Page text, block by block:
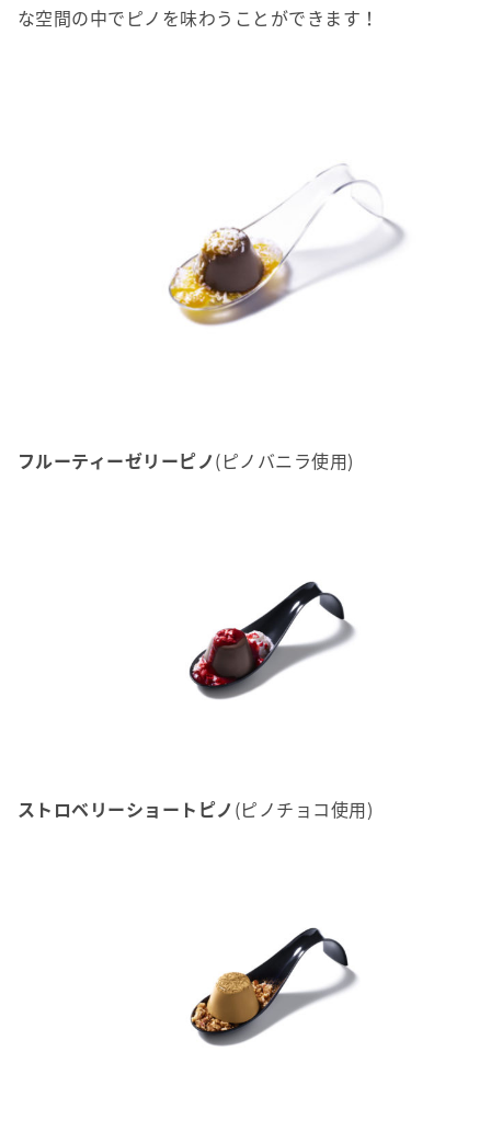
な空間の中でピノを味わうことができます！
フルーティーゼリーピノ(ピノバニラ使用)
ストロベリーショートピノ (ピノチョコ使用)